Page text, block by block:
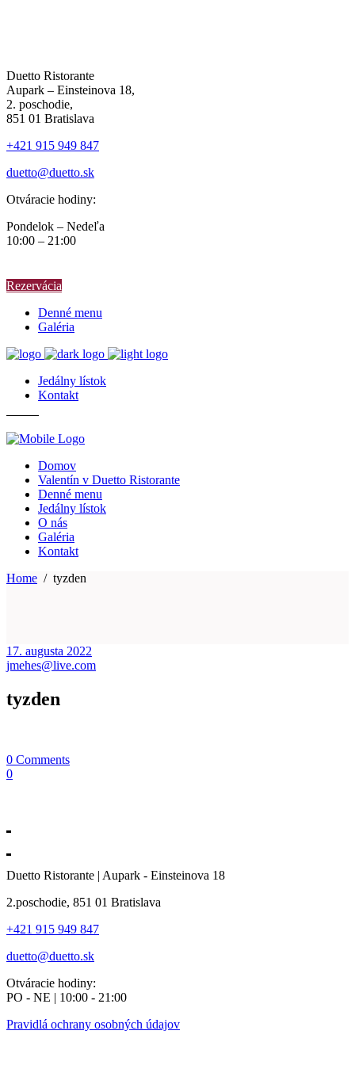
Duetto Ristorante
Aupark – Einsteinova 18,
2. poschodie,
851 01 Bratislava
+421 915 949 847
duetto@duetto.sk
Otváracie hodiny:
Pondelok – Nedeľa
10:00 – 21:00
Rezervácia
Denné menu
Galéria
Jedálny lístok
Kontakt
Domov
Valentín v Duetto Ristorante
Denné menu
Jedálny lístok
O nás
Galéria
Kontakt
Home / tyzden
17. augusta 2022
jmehes@live.com
tyzden
0 Comments
0
Duetto Ristorante | Aupark - Einsteinova 18
2.poschodie, 851 01 Bratislava
+421 915 949 847
duetto@duetto.sk
Otváracie hodiny:
PO - NE | 10:00 - 21:00
Pravidlá ochrany osobných údajov